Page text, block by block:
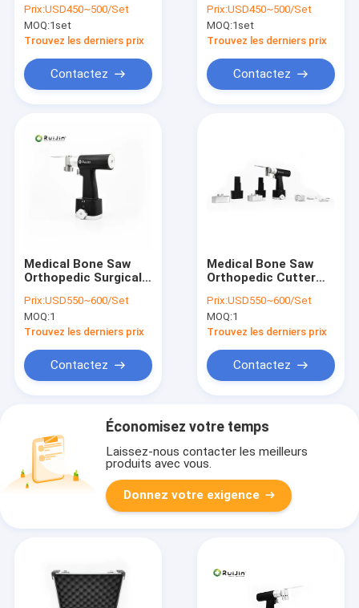
médical
Prix:USD450~500/Set
MOQ:1set
Trouvez les derniers prix
Contactez
chirurgie commune
Prix:USD450~500/Set
MOQ:1set
Trouvez les derniers prix
Contactez
Medical Bone Saw
Orthopedic Surgical
with Electric Surgery
Tool air Oscillating
Saw
Prix:USD550~600/Set
MOQ:1
Trouvez les derniers prix
Contactez
Medical Bone Saw
Orthopedic Cutter
Tool air Oscillating
Saw
Prix:USD550~600/Set
MOQ:1
Trouvez les derniers prix
Contactez
Économisez votre temps
Laissez-nous contacter les meilleurs
produits avec vous.
Donnez votre exigence